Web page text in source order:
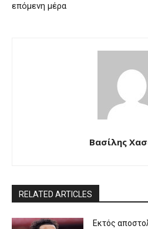
επόμενη μέρα
Βασίλης
RELATED ARTICLES
Εκτός